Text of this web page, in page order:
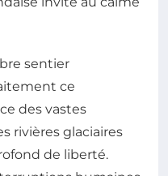
sentier
ce
des vastes
rivières glaciaires
de liberté.